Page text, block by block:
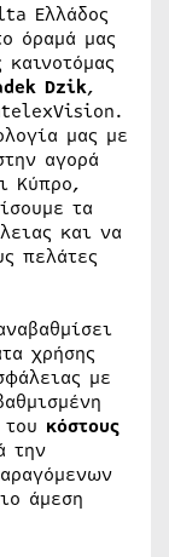
Ελλάδος
όραμά μας
Dzik,
μας με
αγορά
Κύπρο,
τα
και να
πελάτες
χρήσης
με
κόστους
την
άμεση